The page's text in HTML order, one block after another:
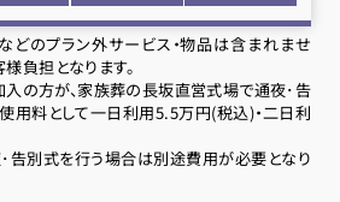
のプラン外サービス・物品は含まれませ
負担となります。
の方が、家族葬の長坂直営式場で通夜･告
用料として一日利用5.5万円(税込)・二日利
告別式を行う場合は別途費用が必要となり